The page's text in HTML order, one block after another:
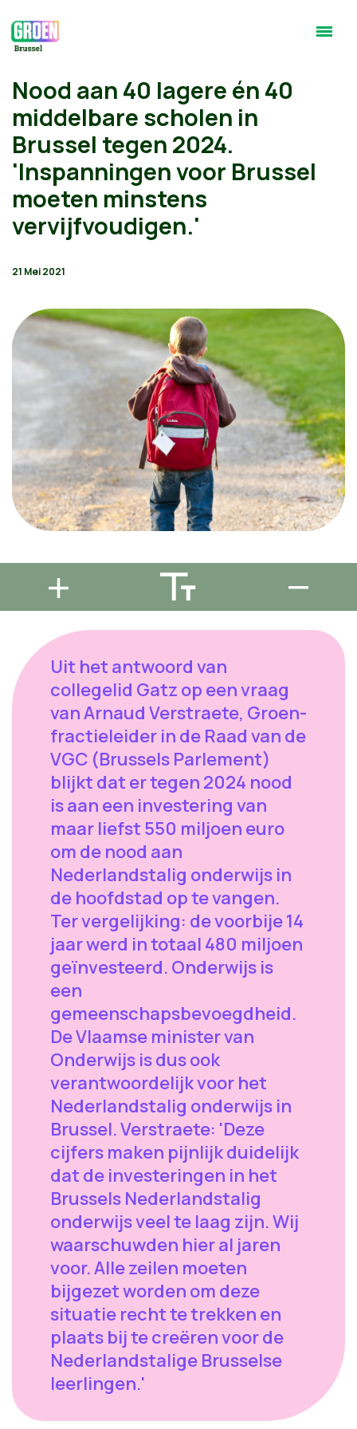
Nood aan 40 lagere én 40
middelbare scholen in
Brussel tegen 2024.
'Inspanningen voor Brussel
moeten minstens
vervijfvoudigen.'
21 Mei 2021
Uit het antwoord van
collegelid Gatz op een vraag
van Arnaud Verstraete, Groen-
fractieleider in de Raad van de
VGC (Brussels Parlement)
blijkt dat er tegen 2024 nood
is aan een investering van
maar liefst 550 miljoen euro
om de nood aan
Nederlandstalig onderwijs in
de hoofdstad op te vangen.
Ter vergelijking: de voorbije 14
jaar werd in totaal 480 miljoen
geïnvesteerd. Onderwijs is
een
gemeenschapsbevoegdheid.
De Vlaamse minister van
Onderwijs is dus ook
verantwoordelijk voor het
Nederlandstalig onderwijs in
Brussel. Verstraete: 'Deze
cijfers maken pijnlijk duidelijk
dat de investeringen in het
Brussels Nederlandstalig
onderwijs veel te laag zijn. Wij
waarschuwden hier al jaren
voor. Alle zeilen moeten
bijgezet worden om deze
situatie recht te trekken en
plaats bij te creëren voor de
Nederlandstalige Brusselse
leerlingen.'